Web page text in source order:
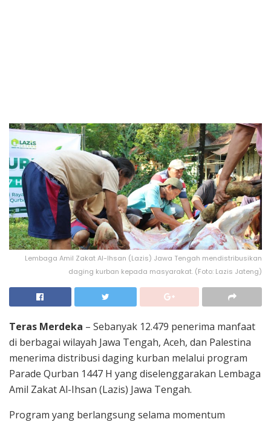
Lembaga Amil Zakat Al-Ihsan (Lazis) Jawa Tengah mendistribusikan
daging kurban kepada masyarakat. (Foto: Lazis Jateng)
Teras Merdeka – Sebanyak 12.479 penerima manfaat
di berbagai wilayah Jawa Tengah, Aceh, dan Palestina
menerima distribusi daging kurban melalui program
Parade Qurban 1447 H yang diselenggarakan Lembaga
Amil Zakat Al-Ihsan (Lazis) Jawa Tengah.
Program yang berlangsung selama momentum